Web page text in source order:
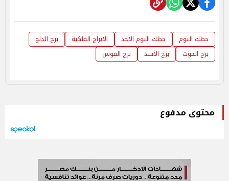
حظك اليوم حظك اليوم الاحد الابراج الفلكية
برج الدلو
برج الحوت
برج الأسد برج القوس
محتوى مدفوع